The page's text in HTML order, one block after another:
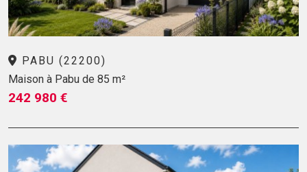
PABU (22200)
Maison à Pabu de 85 m²
242 980 €